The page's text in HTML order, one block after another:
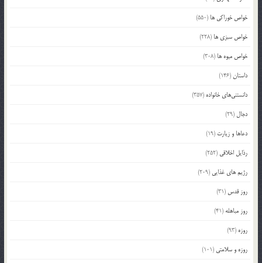
خواص خوراکی ها (550)
خواص سبزی ها (228)
خواص میوه ها (308)
داستان(146)
دانستنی‌های خانواده (357)
دجال (29)
دعاها و زیارت (19)
رذایل اخلاقی (252)
رژیم های غذایی (209)
روز قدس (31)
روز مباهله (41)
روزه (93)
روزه و سلامتی (101)